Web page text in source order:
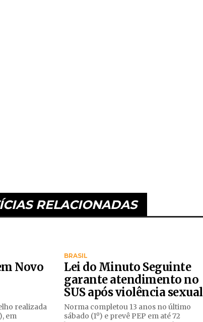
RELACIONADAS
Novo
realizada
em
BRASIL
Lei do Minuto Seguinte
garante atendimento no
SUS após violência sexual
Norma completou 13 anos no último
sábado (1º) e prevê PEP em até 72